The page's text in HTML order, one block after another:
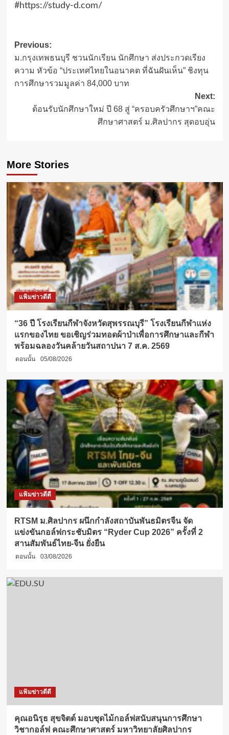
#https://study-d.com/
Post
navigation
Previous:
ม.กรุงเทพธนบุรี ชวนนักเรียน นักศึกษา ส่งประกวดเรียง
ความ หัวข้อ “ประเทศไทยในอนาคต ที่ฉันฝันเห็น” ชิงทุน
การศึกษารวมมูลค่า 84,000 บาท
Next:
ต้อนรับนักศึกษาใหม่ ปี 68 สู่ “ครอบครัวศึกษาฯ”คณะ
ศึกษาศาสตร์ ม.ศิลปากร สุดอบอุ่น
More Stories
แฟ้มข่าวดีดี
“36 ปี โรงเรียนกีฬาจังหวัดสุพรรณบุรี” โรงเรียนกีฬาแห่ง
แรกของไทย ขอเชิญร่วมทอดผ้าป่าเพื่อการศึกษาและกีฬา
พร้อมฉลองวันคล้ายวันสถาปนา 7 ส.ค. 2569
ตอนนั้น 05/08/2026
แฟ้มข่าวดีดี
RTSM ม.ศิลปากร ผนึกกำลังสถาบันพันธมิตรจีน จัด
แข่งขันกอล์ฟกระชับมิตร “Ryder Cup 2026” ครั้งที่ 2
สานสัมพันธ์ไทย-จีน ยั่งยืน
ตอนนั้น 03/08/2026
แฟ้มข่าวดีดี
คุณอนิรุธ สุขจิตต์ มอบชุดไม้กอล์ฟสนับสนุนการศึกษา
วิชากอล์ฟ คณะศึกษาศาสตร์ มหาวิทยาลัยศิลปากร